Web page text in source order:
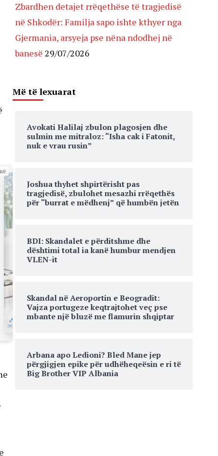
Zbardhen detajet rrëqethëse të tragjedisë
në Shkodër: Familja sapo ishte kthyer nga
Gjermania, arsyeja pse nëna ndodhej në
banesë 29/07/2026
Më të lexuarat
Avokati Halilaj zbulon plagosjen dhe
sulmin me mitraloz: “Isha cak i Fatonit,
nuk e vrau rusin”
Joshua thyhet shpirtërisht pas
tragjedisë, zbulohet mesazhi rrëqethës
për “burrat e mëdhenj” që humbën jetën
BDI: Skandalet e përditshme dhe
dështimi total ia kanë humbur mendjen
VLEN-it
Skandal në Aeroportin e Beogradit:
Vajza portugeze keqtrajtohet veç pse
mbante një bluzë me flamurin shqiptar
Arbana apo Ledioni? Bled Mane jep
përgjigjen epike për udhëheqeësin e ri të
Big Brother VIP Albania